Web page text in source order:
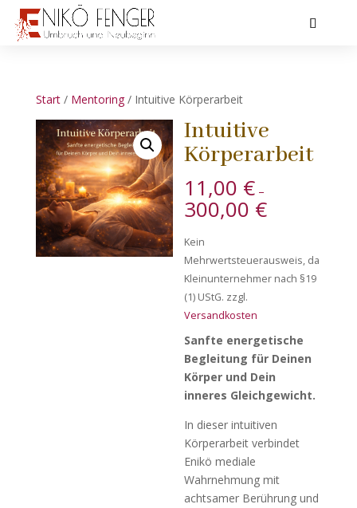
Start/ Mentoring/ Intuitive Körperarbeit
Intuitive
Körperarbeit
11,00 € –
300,00 €
Kein
Mehrwertsteuerausweis, da
Kleinunternehmer nach §19
(1) UStG. zzgl.
Versandkosten
Sanfte energetische
Begleitung für Deinen
Körper und Dein
inneres Gleichgewicht.
In dieser intuitiven
Körperarbeit verbindet
Enikö mediale
Wahrnehmung mit
achtsamer Berührung und